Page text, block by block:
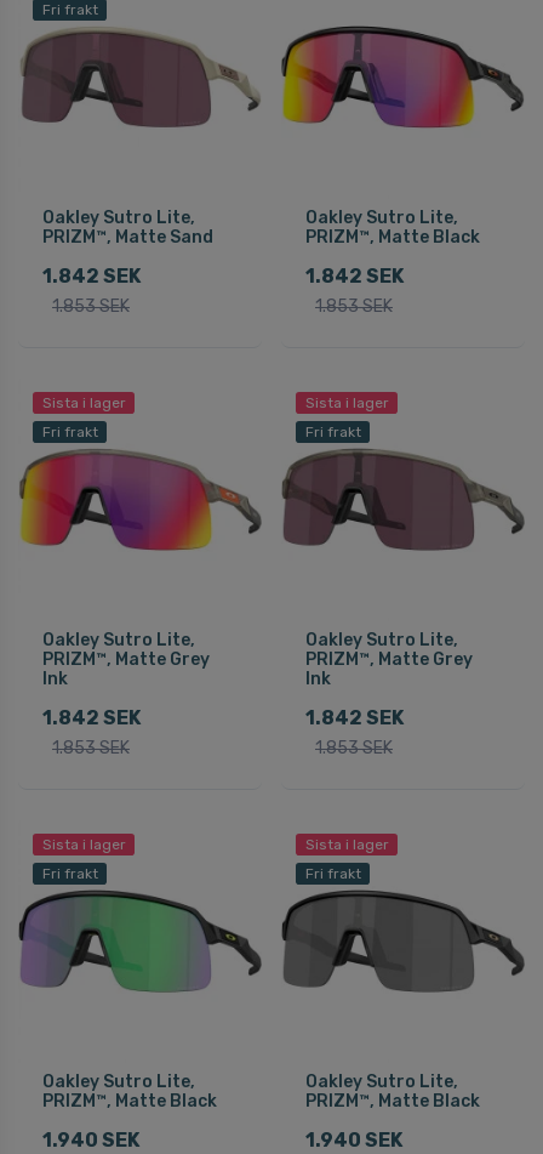
Fri frakt
Oakley Sutro Lite,
PRIZM™, Matte Sand
1.842 SEK
1.853 SEK
Oakley Sutro Lite,
PRIZM™, Matte Black
1.842 SEK
1.853 SEK
Sista i lager
Fri frakt
Oakley Sutro Lite,
PRIZM™, Matte Grey
Ink
1.842 SEK
1.853 SEK
Sista i lager
Fri frakt
Oakley Sutro Lite,
PRIZM™, Matte Grey
Ink
1.842 SEK
1.853 SEK
Sista i lager
Fri frakt
Oakley Sutro Lite,
PRIZM™, Matte Black
1.940 SEK
Sista i lager
Fri frakt
Oakley Sutro Lite,
PRIZM™, Matte Black
1.940 SEK